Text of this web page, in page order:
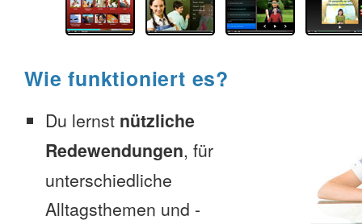
Wie funktioniert es?
Du lernst nützliche
Redewendungen, für
unterschiedliche
Alltagsthemen und -